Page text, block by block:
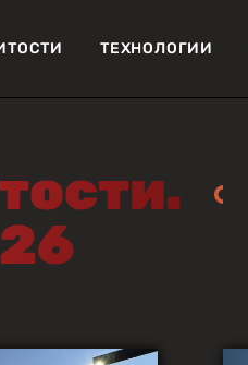
ТЕХНОЛОГИИ